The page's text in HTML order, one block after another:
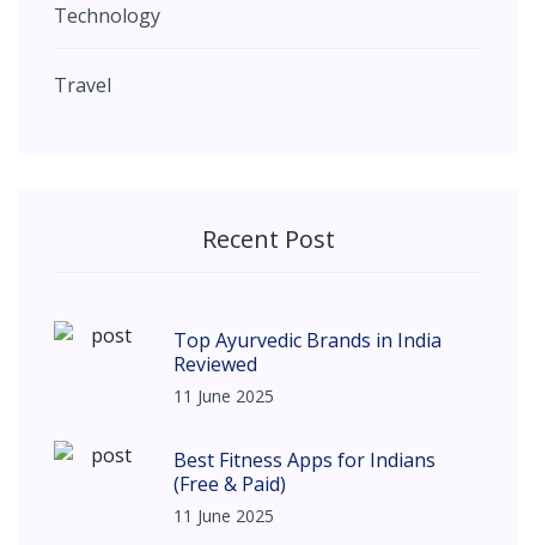
Technology
Travel
Recent Post
Top Ayurvedic Brands in India
Reviewed
11 June 2025
Best Fitness Apps for Indians
(Free & Paid)
11 June 2025